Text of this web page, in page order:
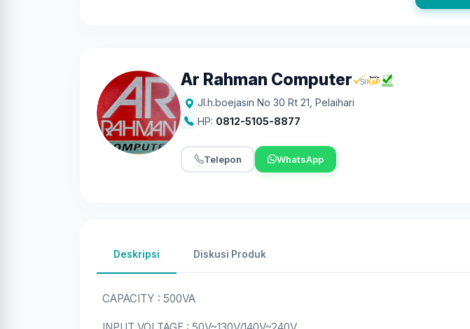
Ar Rahman Computer
Jl.h.boejasin No 30 Rt 21 Pelaihari
HP: 0812-5105-8877
Telepon WhatsApp
Deskripsi Diskusi Produk
CAPACITY : 500VA